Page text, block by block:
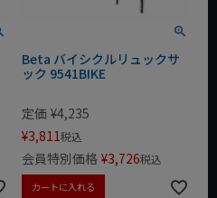
Beta バイシクルリュックサ
ック 9541BIKE
定価 ¥4,235
¥3,811税込
会員特別価格 ¥3,726税込
カートに入れる